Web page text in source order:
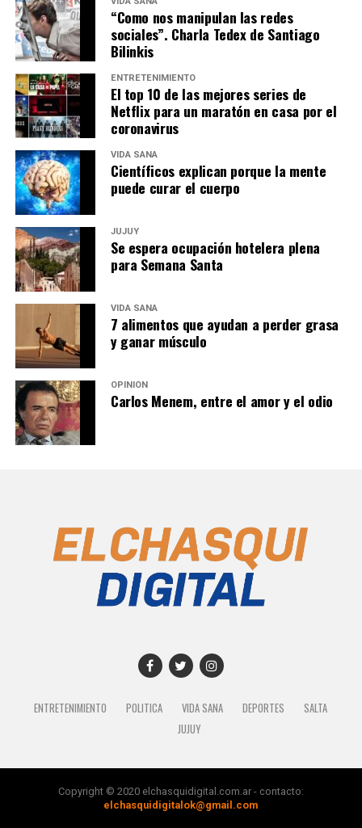
“Como nos manipulan las redes
sociales”. Charla Tedex de Santiago
Bilinkis
ENTRETENIMIENTO
El top 10 de las mejores series de
Netflix para un maratón en casa por el
coronavirus
VIDA SANA
Científicos explican porque la mente
puede curar el cuerpo
JUJUY
Se espera ocupación hotelera plena
para Semana Santa
VIDA SANA
7 alimentos que ayudan a perder grasa
y ganar músculo
OPINIÓN
Carlos Menem, entre el amor y el odio
ENTRETENIMIENTO POLITICA VIDA SANA DEPORTES
SALTA
JUJUY
Copyright © 2020 elchasquidigital.com.ar - contacto:
elchasquidigitalok@gmail.com